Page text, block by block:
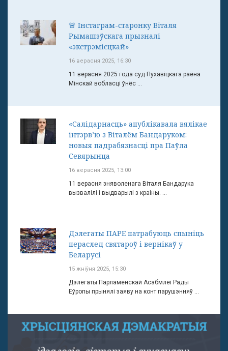
🚨 Інстаграм-старонку Віталя
Рымашэўскага прызналі
«экстрэмісцкай»
16 верасня 2025, 16:30
11 верасня 2025 года суд Пухавіцкага раёна
Мінскай вобласці ўнёс ...
«Салідарнасць» апублікавала вялікае
інтэрв’ю з Віталём Бандаруком:
новыя падрабязнасці пра Паўла
Севярынца
16 верасня 2025, 13:00
11 верасня зняволенага Віталя Бандарука
вызвалілі і выдварылі з краіны. ...
Дэлегаты ПАРЕ патрабуюць спыніць
пераслед святароў і вернікаў у
Беларусі
15 жніўня 2025, 15:30
Дэлегаты Парламенскай Асабмлеі Рады
Еўропы прынялі заяву на конт парушэнняў ...